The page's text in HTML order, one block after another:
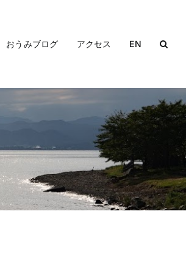
おうみブログ アクセス EN